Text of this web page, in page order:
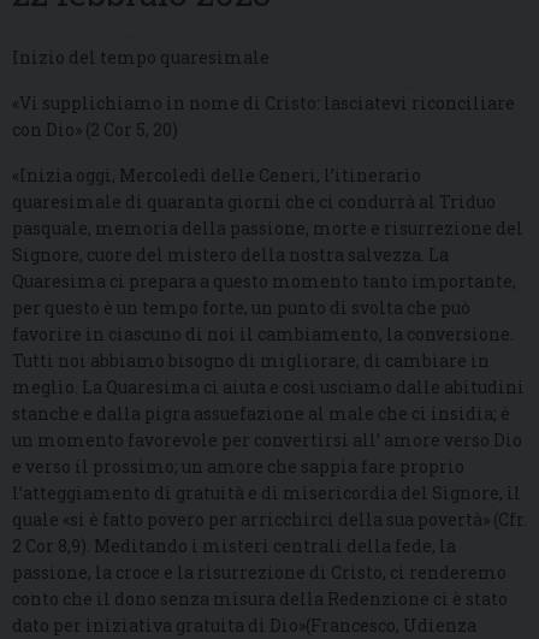
Inizio del tempo quaresimale
«Vi supplichiamo in nome di Cristo: lasciatevi riconciliare
con Dio» (2 Cor 5, 20)
«Inizia oggi, Mercoledì delle Ceneri, l’itinerario
quaresimale di quaranta giorni che ci condurrà al Triduo
pasquale, memoria della passione, morte e risurrezione del
Signore, cuore del mistero della nostra salvezza. La
Quaresima ci prepara a questo momento tanto importante,
per questo è un tempo forte, un punto di svolta che può
favorire in ciascuno di noi il cambiamento, la conversione.
Tutti noi abbiamo bisogno di migliorare, di cambiare in
meglio. La Quaresima ci aiuta e così usciamo dalle abitudini
stanche e dalla pigra assuefazione al male che ci insidia; è
un momento favorevole per convertirsi all’ amore verso Dio
e verso il prossimo; un amore che sappia fare proprio
l’atteggiamento di gratuità e di misericordia del Signore, il
quale «si è fatto povero per arricchirci della sua povertà» (Cfr.
2 Cor 8,9). Meditando i misteri centrali della fede, la
passione, la croce e la risurrezione di Cristo, ci renderemo
conto che il dono senza misura della Redenzione ci è stato
dato per iniziativa gratuita di Dio»(Francesco, Udienza